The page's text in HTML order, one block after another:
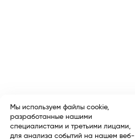
Мы используем файлы cookie,
разработанные нашими
специалистами и третьими лицами,
для анализа событий на нашем веб-